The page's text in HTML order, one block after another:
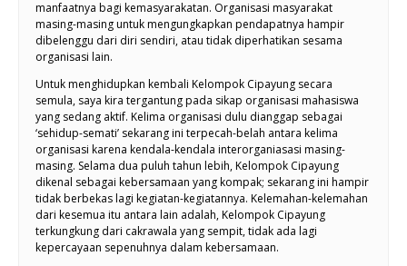
manfaatnya bagi kemasyarakatan. Organisasi masyarakat
masing-masing untuk mengungkapkan pendapatnya hampir
dibelenggu dari diri sendiri, atau tidak diperhatikan sesama
organisasi lain.
Untuk menghidupkan kembali Kelompok Cipayung secara
semula, saya kira tergantung pada sikap organisasi mahasiswa
yang sedang aktif. Kelima organisasi dulu dianggap sebagai
‘sehidup-semati’ sekarang ini terpecah-belah antara kelima
organisasi karena kendala-kendala interorganiasasi masing-
masing. Selama dua puluh tahun lebih, Kelompok Cipayung
dikenal sebagai kebersamaan yang kompak; sekarang ini hampir
tidak berbekas lagi kegiatan-kegiatannya. Kelemahan-kelemahan
dari kesemua itu antara lain adalah, Kelompok Cipayung
terkungkung dari cakrawala yang sempit, tidak ada lagi
kepercayaan sepenuhnya dalam kebersamaan.